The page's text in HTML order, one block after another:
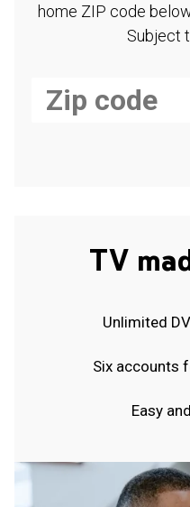
home ZIP code
Subject
TV
Unlimited
Six accounts
Easy